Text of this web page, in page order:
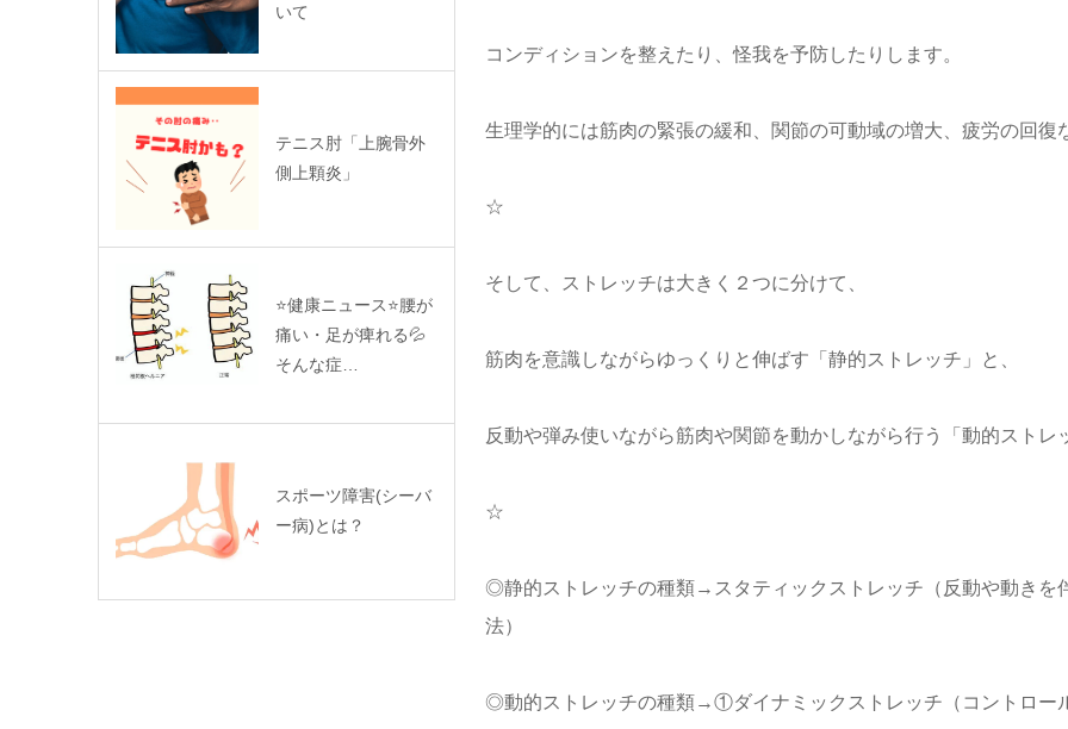
コンディションを整えたり、怪我を予防したりします。
生理学的には筋肉の緊張の緩和、関節の可動域の増大、疲労の回復
☆
そして、ストレッチは大きく２つに分けて、
筋肉を意識しながらゆっくりと伸ばす「静的ストレッチ」と、
反動や弾み使いながら筋肉や関節を動かしながら行う「動的ストレ
☆
◎静的ストレッチの種類→スタティックストレッチ（反動や動きを
法）
◎動的ストレッチの種類→①ダイナミックストレッチ（コントロー
いて
テニス肘「上腕骨外
側上顆炎」
⭐️健康ニュース⭐️腰が
痛い・足が痺れる💦
そんな症…
スポーツ障害(シーバ
ー病)とは？